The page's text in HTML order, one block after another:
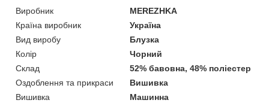
Виробник
MEREZHKA
Країна виробник
Україна
Вид виробу
Блузка
Колір
Чорний
Склад
52% бавовна, 48% поліестер
Оздоблення та прикраси
Вишивка
Вишивка
Машинна